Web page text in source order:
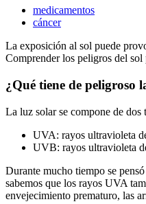
medicamentos
cáncer
La exposición al sol puede
Comprender los peligros del sol
¿Qué tiene de peligroso
La luz solar se compone de
UVA: rayos ultravioleta
UVB: rayos ultravioleta
Durante mucho tiempo se
sabemos que los rayos UVA
envejecimiento prematuro, las